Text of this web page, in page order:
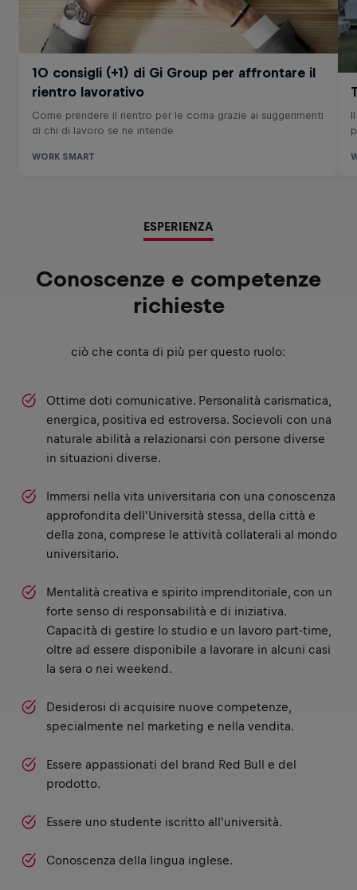
ESPERIENZA
Conoscenze e competenze
richieste
ciò che conta di più per questo ruolo:
Ottime doti comunicative. Personalità carismatica,
energica, positiva ed estroversa. Socievoli con una
naturale abilità a relazionarsi con persone diverse
in situazioni diverse.
Immersi nella vita universitaria con una conoscenza
approfondita dell'Università stessa, della città e
della zona, comprese le attività collaterali al mondo
universitario.
Mentalità creativa e spirito imprenditoriale, con un
forte senso di responsabilità e di iniziativa.
Capacità di gestire lo studio e un lavoro part-time,
oltre ad essere disponibile a lavorare in alcuni casi
la sera o nei weekend.
Desiderosi di acquisire nuove competenze,
specialmente nel marketing e nella vendita.
Essere appassionati del brand Red Bull e del
prodotto.
Essere uno studente iscritto all'università.
Conoscenza della lingua inglese.